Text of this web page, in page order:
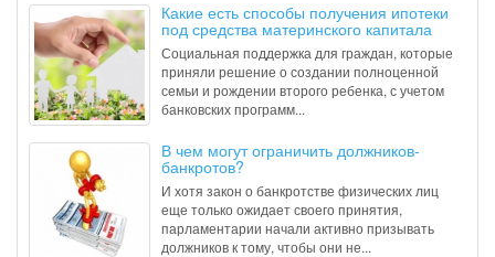
Какие есть способы получения ипотеки
под средства материнского капитала
Социальная поддержка для граждан, которые
приняли решение о создании полноценной
семьи и рождении второго ребенка, с учетом
банковских программ...
В чем могут ограничить должников-
банкротов?
И хотя закон о банкротстве физических лиц
еще только ожидает своего принятия,
парламентарии начали активно призывать
должников к тому, чтобы они не...